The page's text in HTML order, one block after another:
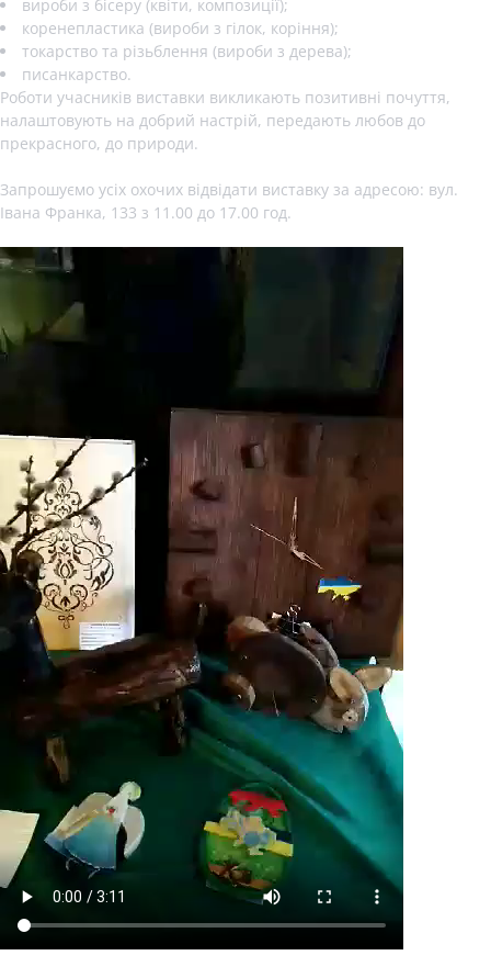
вироби з бісеру (квіти, композиції);
коренепластика (вироби з гілок, коріння);
токарство та різьблення (вироби з дерева);
писанкарство.
Роботи учасників виставки викликають позитивні почуття,
налаштовують на добрий настрій, передають любов до
прекрасного, до природи.
Запрошуємо усіх охочих відвідати виставку за адресою: вул.
Івана Франка, 133 з 11.00 до 17.00 год.